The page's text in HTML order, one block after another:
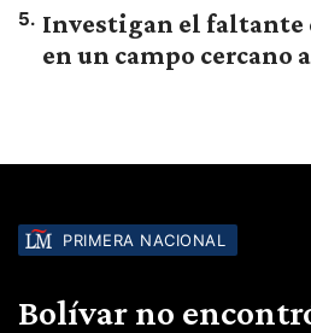
5. Investigan el faltante
en un campo cercano
PRIMERA NACIONAL
Bolívar no